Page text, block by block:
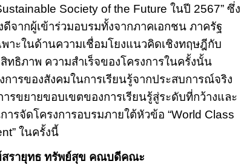
Society of the Future ในปี 2567” ซึ่ง
จากผู้เข้าร่วมอบรมทั้งจากภาคเอกชน ภาครัฐ
าะในด้านความเชื่อมโยงแนวคิดเชิงทฤษฎีกับ
ทธิภาพ ความสำเร็จของโครงการในครั้งนั้น
ารของสังคมในการเรียนรู้จากประสบการณ์จริง
รขยายขอบเขตของการเรียนรู้สู่ระดับที่กว้างและ
รจัดโครงการอบรมภายใต้หัวข้อ “World Class
ในครั้งนี้
สรายุทธ ทรัพย์สุข คณบดีคณะ